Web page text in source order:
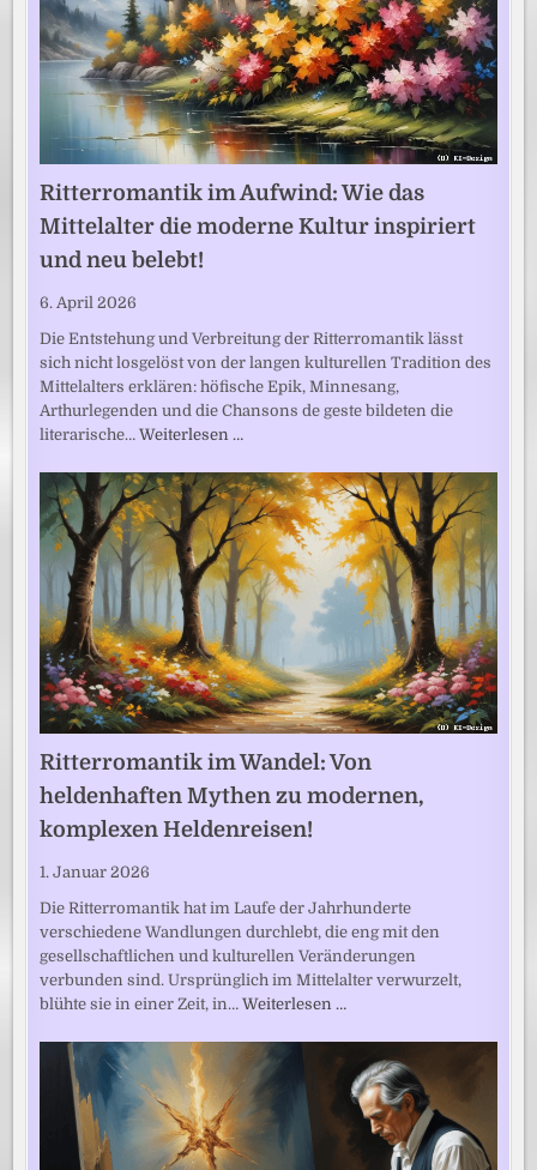
Ritterromantik im Aufwind: Wie das
Mittelalter die moderne Kultur inspiriert
und neu belebt!
6. April 2026
Die Entstehung und Verbreitung der Ritterromantik lässt
sich nicht losgelöst von der langen kulturellen Tradition des
Mittelalters erklären: höfische Epik, Minnesang,
Arthurlegenden und die Chansons de geste bildeten die
literarische…Weiterlesen …
Ritterromantik im Wandel: Von
heldenhaften Mythen zu modernen,
komplexen Heldenreisen!
1. Januar 2026
Die Ritterromantik hat im Laufe der Jahrhunderte
verschiedene Wandlungen durchlebt, die eng mit den
gesellschaftlichen und kulturellen Veränderungen
verbunden sind. Ursprünglich im Mittelalter verwurzelt,
blühte sie in einer Zeit, in…Weiterlesen …